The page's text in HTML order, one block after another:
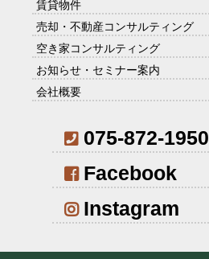
賃貸物件
売却・不動産コンサルティング
空き家コンサルティング
お知らせ・セミナー案内
会社概要
075-872-1950
Facebook
Instagram